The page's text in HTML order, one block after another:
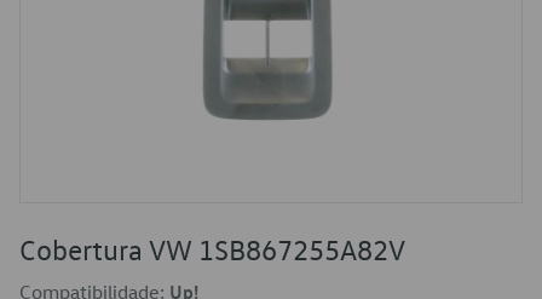
Cobertura VW 1SB867255A82V
Compatibilidade: Up!